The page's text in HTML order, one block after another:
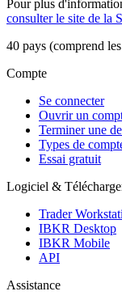
Pour plus
consulter le site de la
40 pays (comprend
Compte
Se connecter
Ouvrir un
Terminer une
Types de
Essai gratuit
Logiciel &
Trader
IBKR Desktop
IBKR Mobile
API
Assistance